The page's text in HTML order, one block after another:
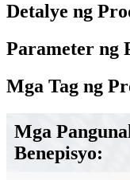
Detalye ng
Parameter ng
Mga Tag ng
Mga
Benepisyo: